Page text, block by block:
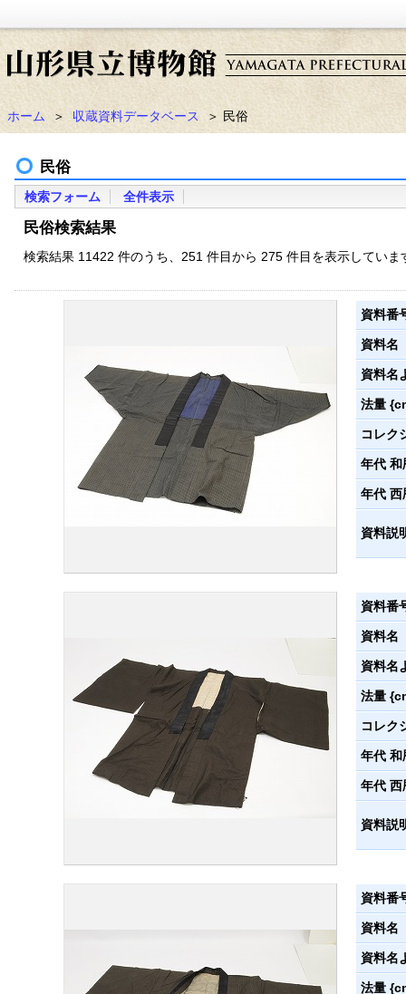
ホーム ＞ 収蔵資料データベース ＞ 民俗
民俗
検索フォーム 全件表示
民俗検索結果
検索結果 11422 件のうち、251 件目から 275 件目を表示していま
資料番
資料名
資料名
法量
コレク
年代 和
年代 西
資料説
資料番
資料名
資料名
法量
コレク
年代 和
年代 西
資料説
資料番
資料名
資料名
法量